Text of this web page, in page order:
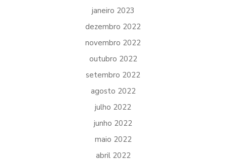
janeiro 2023
dezembro 2022
novembro 2022
outubro 2022
setembro 2022
agosto 2022
julho 2022
junho 2022
maio 2022
abril 2022